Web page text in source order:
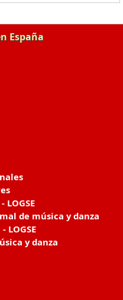
España
LOGSE
de música y danza
LOGSE
y danza